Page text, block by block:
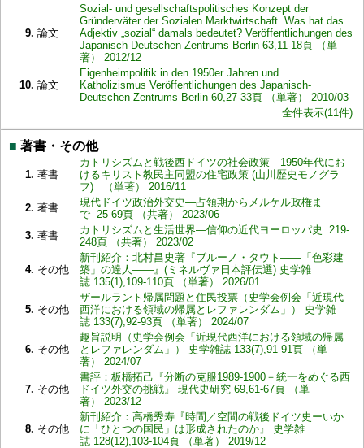
9. 論文
Sozial- und gesellschaftspolitisches Konzept der
Gründerväter der Sozialen Marktwirtschaft. Was hat das
Adjektiv „sozial“ damals bedeutet? Veröffentlichungen des
Japanisch-Deutschen Zentrums Berlin 63,11-18頁 （単
著） 2012/12
10. 論文
Eigenheimpolitik in den 1950er Jahren und
Katholizismus Veröffentlichungen des Japanisch-
Deutschen Zentrums Berlin 60,27-33頁 （単著） 2010/03
全件表示(11件)
■ 著書・その他
1. 著書
カトリシズムと戦後西ドイツの社会政策―1950年代にお
けるキリスト教民主同盟の住宅政策 (山川歴史モノグラ
フ) （単著） 2016/11
2. 著書
現代ドイツ政治外交史―占領期からメルケル政権ま
で 25-69頁 （共著） 2023/06
3. 著書
カトリシズムと生活世界―信仰の近代ヨーロッパ史 219-
248頁 （共著） 2023/02
4. その他
新刊紹介：北村昌史著『ブルーノ・タウト――「色彩建
築」の達人――』(ミネルヴァ日本評伝選) 史学雑
誌 135(1),109-110頁 （単著） 2026/01
5. その他
ザールラント帰属問題と住民投票（史学会例会「近現代
西洋における領域の帰属とレファレンダム」） 史学雑
誌 133(7),92-93頁 （単著） 2024/07
6. その他
趣旨説明（史学会例会「近現代西洋における領域の帰属
とレファレンダム」） 史学雑誌 133(7),91-91頁 （単
著） 2024/07
7. その他
書評：板橋拓己『分断の克服1989-1900－統一をめぐる西
ドイツ外交の挑戦』 現代史研究 69,61-67頁 （単
著） 2023/12
8. その他
新刊紹介：高橋秀寿『時間／空間の戦後ドイツ史ーいか
に「ひとつの国民」は形成されたのか』 史学雑
誌 128(12),103-104頁 （単著） 2019/12